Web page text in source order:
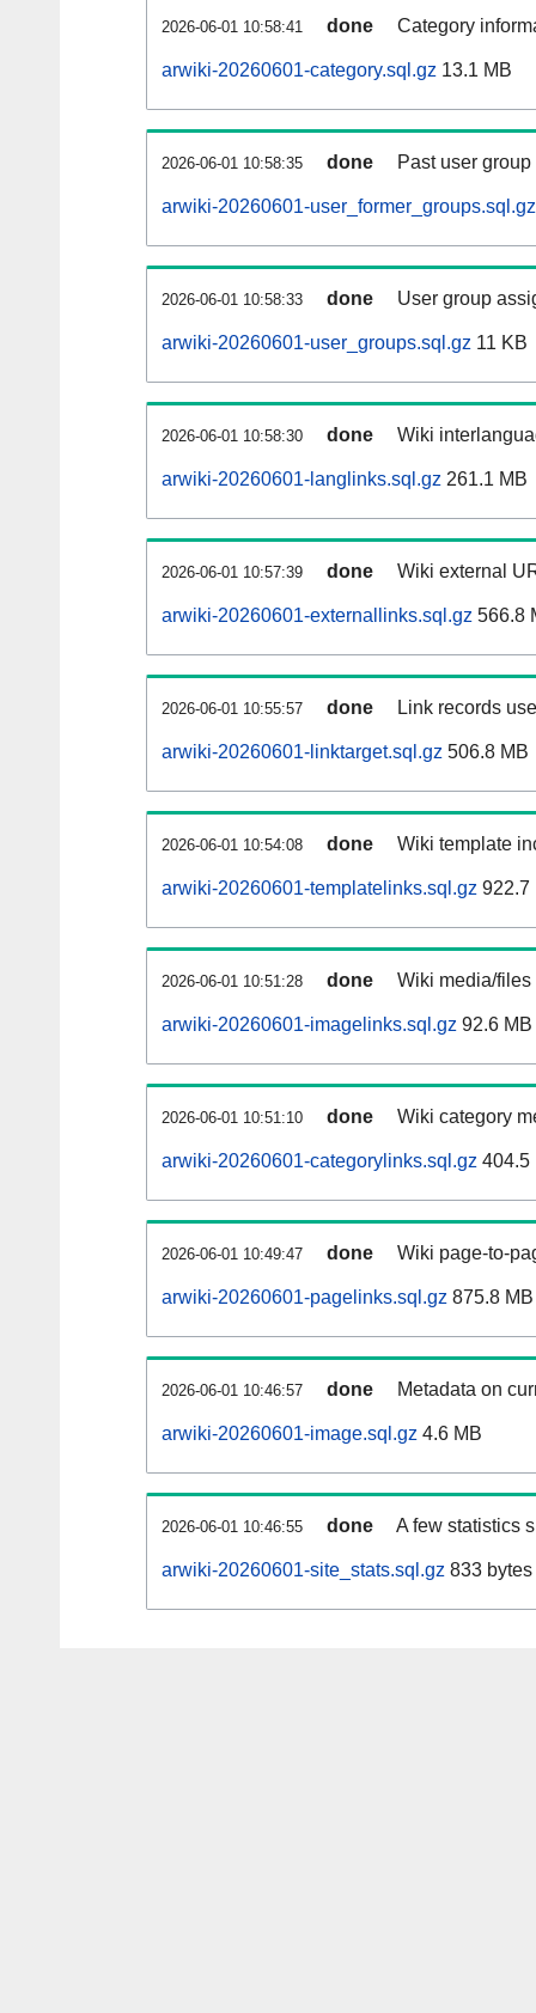
2026-06-01 10:58:41 done Category
arwiki-20260601-category.sql.gz 13.1 MB
2026-06-01 10:58:35 done Past user
arwiki-20260601-user_former_groups.sql.gz
2026-06-01 10:58:33 done User group
arwiki-20260601-user_groups.sql.gz 11 KB
2026-06-01 10:58:30 done Wiki
arwiki-20260601-langlinks.sql.gz 261.1 MB
2026-06-01 10:57:39 done Wiki external
arwiki-20260601-externallinks.sql.gz 566.8
2026-06-01 10:55:57 done Link records
arwiki-20260601-linktarget.sql.gz 506.8 MB
2026-06-01 10:54:08 done Wiki template
arwiki-20260601-templatelinks.sql.gz 922.7
2026-06-01 10:51:28 done Wiki media/
arwiki-20260601-imagelinks.sql.gz 92.6 MB
2026-06-01 10:51:10 done Wiki category
arwiki-20260601-categorylinks.sql.gz 404.5
2026-06-01 10:49:47 done Wiki page-to-
arwiki-20260601-pagelinks.sql.gz 875.8 MB
2026-06-01 10:46:57 done Metadata on
arwiki-20260601-image.sql.gz 4.6 MB
2026-06-01 10:46:55 done A few statistics
arwiki-20260601-site_stats.sql.gz 833 bytes